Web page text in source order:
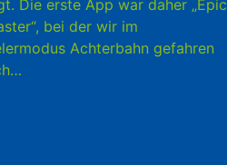
Die erste App war daher „Epic
bei der wir im
Achterbahn gefahren